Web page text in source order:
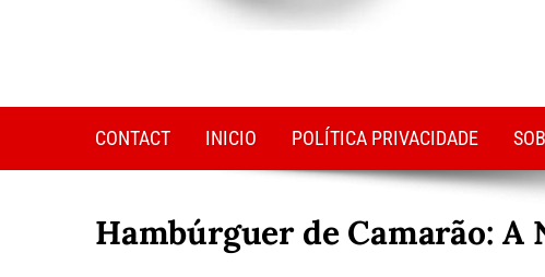
CONTACT INICIO POLÍTICA PRIVACIDADE
Hambúrguer de Camarão: A